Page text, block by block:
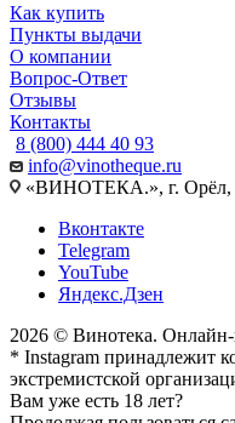
Как купить
Пункты выдачи
О компании
Вопрос-Ответ
Отзывы
Контакты
8 (800) 444 40 93
info@vinotheque.ru
«ВИНОТЕКА.», г. Орёл,
Вконтакте
Telegram
YouTube
Яндекс.Дзен
2026 © Винотека.
* Instagram принадлежит
экстремистской
Вам уже есть 18 лет?